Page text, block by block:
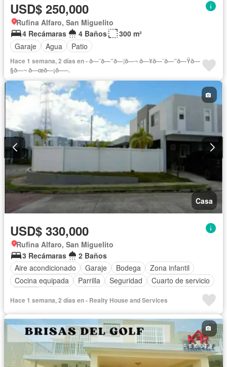
USD$ 250,000
Rufina Alfaro, San Miguelito
4 Recámaras
4 Baños
300 m²
Garaje
Agua Patio
Hace 1 semana, 2 días en - ð—˜ð—”ð—¦ð—¬ ð—¥ð—˜ð—”ð—Ÿð—
§ð—¬ ð—œð—¡ð—–.
Casa
USD$ 330,000
Rufina Alfaro, San Miguelito
3 Recámaras
2 Baños
Aire acondicionado
Garaje Bodega
Zona infantil
Cocina equipada
Parrilla Seguridad
Cuarto de servicio
Hace 1 semana, 2 días en - Realty House and Services